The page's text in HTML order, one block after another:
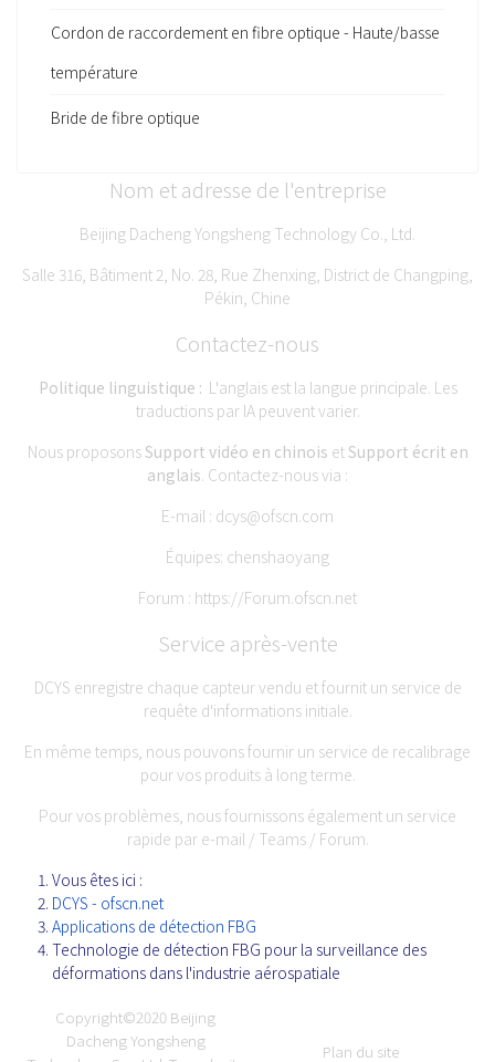
Cordon de raccordement en fibre optique - Haute/basse
température
Bride de fibre optique
Nom et adresse de l'entreprise
Beijing Dacheng Yongsheng Technology Co., Ltd.
Salle 316, Bâtiment 2, No. 28, Rue Zhenxing, District de Changping,
Pékin, Chine
Contactez-nous
Politique linguistique : L'anglais est la langue principale. Les
traductions par IA peuvent varier.
Nous proposonsSupport vidéo en chinois etSupport écrit en
anglais. Contactez-nous via :
E-mail : dcys@ofscn.com
Équipes: chenshaoyang
Forum : https://Forum.ofscn.net
Service après-vente
DCYS enregistre chaque capteur vendu et fournit un service de
requête d'informations initiale.
En même temps, nous pouvons fournir un service de recalibrage
pour vos produits à long terme.
Pour vos problèmes, nous fournissons également un service
rapide par e-mail / Teams / Forum.
Vous êtes ici :
DCYS - ofscn.net
Applications de détection FBG
Technologie de détection FBG pour la surveillance des
déformations dans l'industrie aérospatiale
Copyright©2020 Beijing
Dacheng Yongsheng
Plan du site